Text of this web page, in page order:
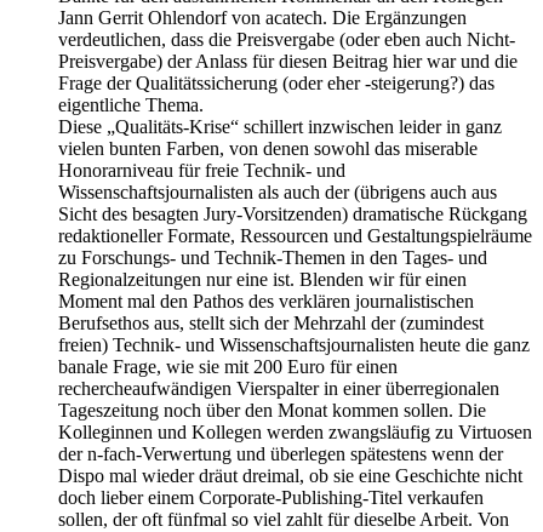
Jann Gerrit Ohlendorf von acatech. Die Ergänzungen
verdeutlichen, dass die Preisvergabe (oder eben auch Nicht-
Preisvergabe) der Anlass für diesen Beitrag hier war und die
Frage der Qualitätssicherung (oder eher -steigerung?) das
eigentliche Thema.
Diese „Qualitäts-Krise“ schillert inzwischen leider in ganz
vielen bunten Farben, von denen sowohl das miserable
Honorarniveau für freie Technik- und
Wissenschaftsjournalisten als auch der (übrigens auch aus
Sicht des besagten Jury-Vorsitzenden) dramatische Rückgang
redaktioneller Formate, Ressourcen und Gestaltungspielräume
zu Forschungs- und Technik-Themen in den Tages- und
Regionalzeitungen nur eine ist. Blenden wir für einen
Moment mal den Pathos des verklären journalistischen
Berufsethos aus, stellt sich der Mehrzahl der (zumindest
freien) Technik- und Wissenschaftsjournalisten heute die ganz
banale Frage, wie sie mit 200 Euro für einen
rechercheaufwändigen Vierspalter in einer überregionalen
Tageszeitung noch über den Monat kommen sollen. Die
Kolleginnen und Kollegen werden zwangsläufig zu Virtuosen
der n-fach-Verwertung und überlegen spätestens wenn der
Dispo mal wieder dräut dreimal, ob sie eine Geschichte nicht
doch lieber einem Corporate-Publishing-Titel verkaufen
sollen, der oft fünfmal so viel zahlt für dieselbe Arbeit. Von